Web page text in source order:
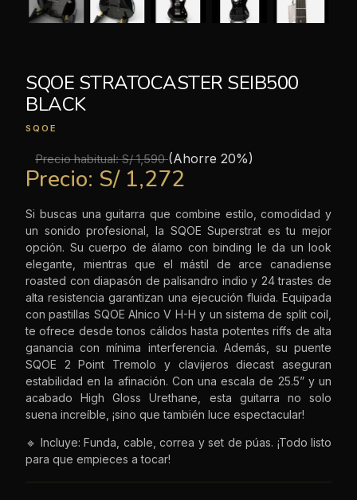
SQOE STRATOCASTER SEIB500
BLACK
SQOE
Precio habitual:S/ 1,590(Ahorre 20%)
Precio: S/ 1,272
Si buscas una guitarra que combine estilo, comodidad y
un sonido profesional, la SQOE Superstrat es tu mejor
opción. Su cuerpo de álamo con binding le da un look
elegante, mientras que el mástil de arce canadiense
roasted con diapasón de palisandro indio y 24 trastes de
alta resistencia garantizan una ejecución fluida. Equipada
con pastillas SQOE Alnico V H-H y un sistema de split coil,
te ofrece desde tonos cálidos hasta potentes riffs de alta
ganancia con mínima interferencia. Además, su puente
SQOE 2 Point Tremolo y clavijeros diecast aseguran
estabilidad en la afinación. Con una escala de 25.5” y un
acabado High Gloss Urethane, esta guitarra no solo
suena increíble, ¡sino que también luce espectacular!
🔹 Incluye: Funda, cable, correa y set de púas. ¡Todo listo
para que empieces a tocar!